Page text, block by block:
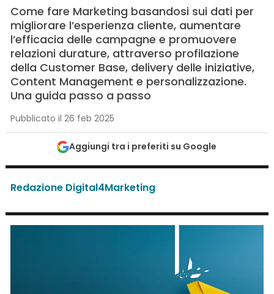
Come fare Marketing basandosi sui dati per
migliorare l’esperienza cliente, aumentare
l’efficacia delle campagne e promuovere
relazioni durature, attraverso profilazione
della Customer Base, delivery delle iniziative,
Content Management e personalizzazione.
Una guida passo a passo
Pubblicato il 26 feb 2025
Aggiungi tra i preferiti su Google
Redazione Digital4Marketing